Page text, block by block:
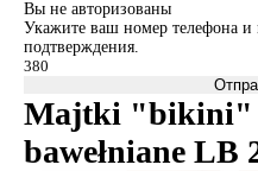
Вы не авторизованы
Укажите ваш номер телефона
подтверждения.
Majtki "bikini"
bawełniane LB